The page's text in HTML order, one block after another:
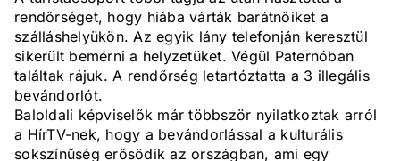
rendőrséget, hogy hiába várták barátnőiket a
szálláshelyükön. Az egyik lány telefonján keresztül
sikerült bemérni a helyzetüket. Végül Paternóban
találtak rájuk. A rendőrség letartóztatta a 3 illegális
bevándorlót.
Baloldali képviselők már többször nyilatkoztak arról
a HírTV-nek, hogy a bevándorlással a kulturális
sokszínűség erősödik az országban, ami egy